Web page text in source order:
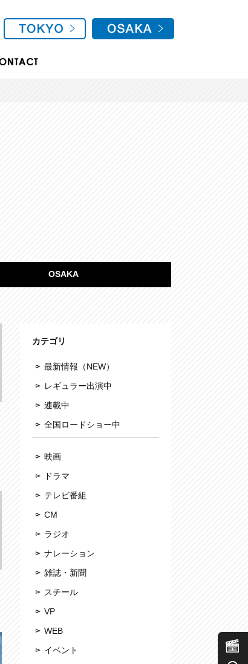
OSAKA
カテゴリ
最新情報（NEW）
レギュラー出演中
連載中
全国ロードショー中
映画
ドラマ
テレビ番組
CM
ラジオ
ナレーション
雑誌・新聞
スチール
VP
WEB
イベント